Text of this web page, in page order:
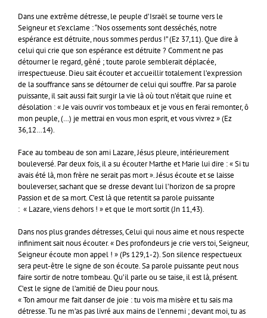
Dans une extrême détresse, le peuple d’Israël se tourne vers le
Seigneur et s’exclame : “Nos ossements sont desséchés, notre
espérance est détruite, nous sommes perdus !” (Ez 37,11). Que dire à
celui qui crie que son espérance est détruite ? Comment ne pas
détourner le regard, gêné ; toute parole semblerait déplacée,
irrespectueuse. Dieu sait écouter et accueillir totalement l’expression
de la souffrance sans se détourner de celui qui souffre. Par sa parole
puissante, il sait aussi fait surgir la vie là où tout n’était que ruine et
désolation : « Je vais ouvrir vos tombeaux et je vous en ferai remonter, ô
mon peuple, (…) je mettrai en vous mon esprit, et vous vivrez » (Ez
36,12…14).
Face au tombeau de son ami Lazare, Jésus pleure, intérieurement
bouleversé. Par deux fois, il a su écouter Marthe et Marie lui dire : « Si tu
avais été là, mon frère ne serait pas mort ». Jésus écoute et se laisse
bouleverser, sachant que se dresse devant lui l’horizon de sa propre
Passion et de sa mort. C’est là que retentit sa parole puissante
: « Lazare, viens dehors ! » et que le mort sortit (Jn 11,43).
Dans nos plus grandes détresses, Celui qui nous aime et nous respecte
infiniment sait nous écouter. « Des profondeurs je crie vers toi, Seigneur,
Seigneur écoute mon appel ! » (Ps 129,1-2). Son silence respectueux
sera peut-être le signe de son écoute. Sa parole puissante peut nous
faire sortir de notre tombeau. Qu’il parle ou se taise, il est là, présent.
C’est le signe de l’amitié de Dieu pour nous.
« Ton amour me fait danser de joie : tu vois ma misère et tu sais ma
détresse. Tu ne m’as pas livré aux mains de l’ennemi ; devant moi, tu as